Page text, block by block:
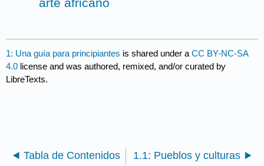
1: Una guía para principiantes is shared under aCC BY-NC-SA
4.0 license and was authored, remixed, and/or curated by
LibreTexts.
Tabla de Contenidos 1.1: Pueblos y culturas